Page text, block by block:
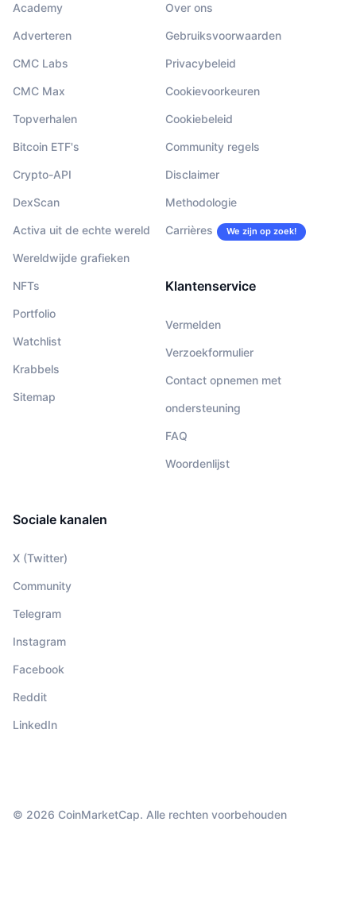
Academy
Adverteren
CMC Labs
CMC Max
Topverhalen
Bitcoin ETF's
Crypto-API
DexScan
Activa uit de echte wereld
Wereldwijde grafieken
NFTs
Portfolio
Watchlist
Krabbels
Sitemap
Over ons
Gebruiksvoorwaarden
Privacybeleid
Cookievoorkeuren
Cookiebeleid
Community regels
Disclaimer
Methodologie
Carrières We zijn op zoek!
Klantenservice
Vermelden
Verzoekformulier
Contact opnemen met
ondersteuning
FAQ
Woordenlijst
Sociale kanalen
X (Twitter)
Community
Telegram
Instagram
Facebook
Reddit
LinkedIn
© 2026 CoinMarketCap. Alle rechten voorbehouden